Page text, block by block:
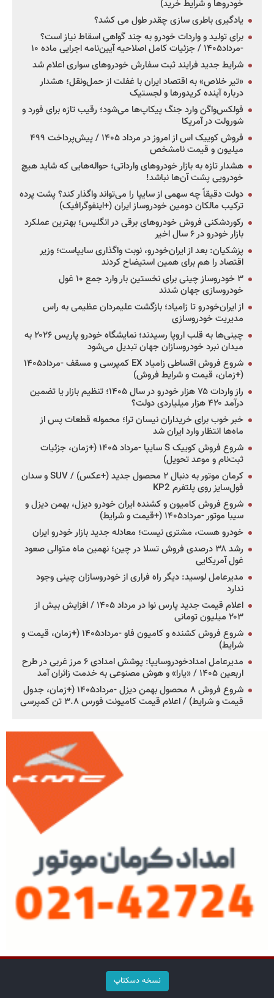
خودروها و شرایط خرید)
یادگیری باطری سازی چقدر طول می کشد؟
برای تولید و واردات خودرو به چند گواهی اسقاط نیاز است؟
-مرداد۱۴۰۵ / جزئیات کامل اصلاحیه آیین‌نامه اجرایی ماده ۱۰
شرایط جدید فرایند ثبت سفارش خودروهای سواری اعلام شد
«تیر خلاص» به اقتصاد ایران با غفلت از حمل‌ونقل؛ هشدار
درباره آینده کریدورها و لجستیک
فولکس‌واگن وارد جنگ پیکاپ‌ها می‌شود؛ رقیب تازه برای فورد و
شورولت در آمریکا
فروش کوییک اس از امروز در مرداد ۱۴۰۵ / پیش‌پرداخت ۴۹۹
میلیون و قیمت نامشخص
هشدار تازه به بازار خودروهای وارداتی؛ حواله‌هایی که شاید هیچ
خودرویی پشت آن‌ها نباشد!
دولت دقیقاً چه سهمی از سایپا را می‌تواند واگذار کند؟ پشت پرده
ترکیب مالکان دومین خودروساز ایران (+اینفوگرافیک)
رکوردشکنی فروش خودروهای برقی در انگلیس؛ بهترین عملکرد
بازار خودرو در ۶ سال اخیر
پزشکیان: بعد از ایران‌خودرو، نوبت واگذاری سایپاست؛ وزیر
اقتصاد را هم برای همین استیضاح کردند
۳ خودروساز چینی برای نخستین بار وارد جمع ۱۰ غول
خودروسازی جهان شدند
از ایران‌خودرو تا زامیاد؛ بازگشت علیمردان عظیمی به راس
مدیریت خودروسازی
چینی‌ها به قلب اروپا رسیدند؛ نمایشگاه خودرو پاریس ۲۰۲۶ به
میدان نبرد خودروسازان جهان تبدیل می‌شود
شروع فروش اقساطی زامیاد EX کمپرسی و مسقف -مرداد۱۴۰۵
(+زمان، قیمت و شرایط فروش)
راز واردات ۷۵ هزار خودرو در سال ۱۴۰۵؛ تنظیم بازار یا تضمین
درآمد ۴۲۰ هزار میلیاردی دولت؟
خبر خوب برای خریداران نیسان ترا؛ محموله قطعات پس از
ماه‌ها انتظار وارد ایران شد
شروع فروش کوییک S سایپا -مرداد ۱۴۰۵ (+زمان، جزئیات
ثبت‌نام و موعد تحویل)
کرمان موتور به دنبال ۲ محصول جدید (+عکس) / SUV و سدان
فول‌سایز روی پلتفرم KP2
شروع فروش کامیون و کشنده ایران خودرو دیزل، بهمن دیزل و
سیبا موتور -مرداد۱۴۰۵ (+قیمت و شرایط)
خودرو هست، مشتری نیست؛ معادله جدید بازار خودرو ایران
رشد ۳۸ درصدی فروش تسلا در چین؛ نهمین ماه متوالی صعود
غول آمریکایی
مدیرعامل لوسید: دیگر راه فراری از خودروسازان چینی وجود
ندارد
اعلام قیمت جدید پارس نوا در مرداد ۱۴۰۵ / افزایش بیش از
۲۰۳ میلیون تومانی
شروع فروش کشنده و کامیون فاو -مرداد۱۴۰۵ (+زمان، قیمت و
شرایط)
مدیرعامل امدادخودروسایپا: پوشش امدادی ۶ مرز غربی در طرح
اربعین ۱۴۰۵ / «یارا» و هوش مصنوعی به خدمت زائران آمد
شروع فروش ۸ محصول بهمن دیزل -مرداد۱۴۰۵ (+زمان، جدول
قیمت و شرایط) / اعلام قیمت کامیونت فورس ۳.۸ تن کمپرسی
نسخه دسکتاپ